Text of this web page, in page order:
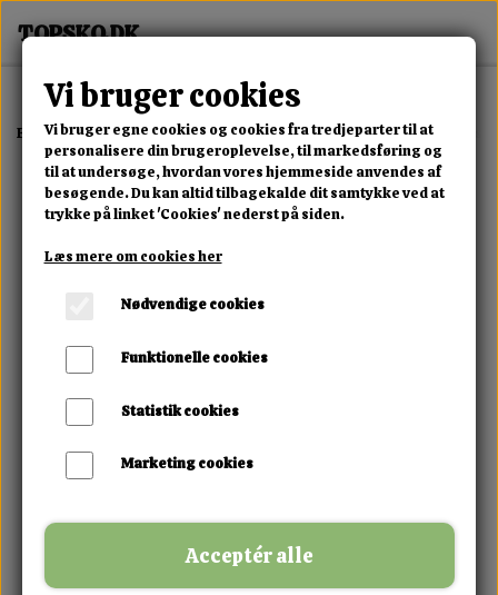
Forside Erotisk Kollektion Dvd Bestseller Jewel De Nyles
Vi bruger cookies
Vi bruger egne cookies og cookies fra tredjeparter til at
personalisere din brugeroplevelse, til markedsføring og
til at undersøge, hvordan vores hjemmeside anvendes af
besøgende. Du kan altid tilbagekalde dit samtykke ved at
trykke på linket 'Cookies' nederst på siden.
Læs mere om cookies her
Nødvendige cookies
Funktionelle cookies
Statistik cookies
Marketing cookies
Acceptér alle